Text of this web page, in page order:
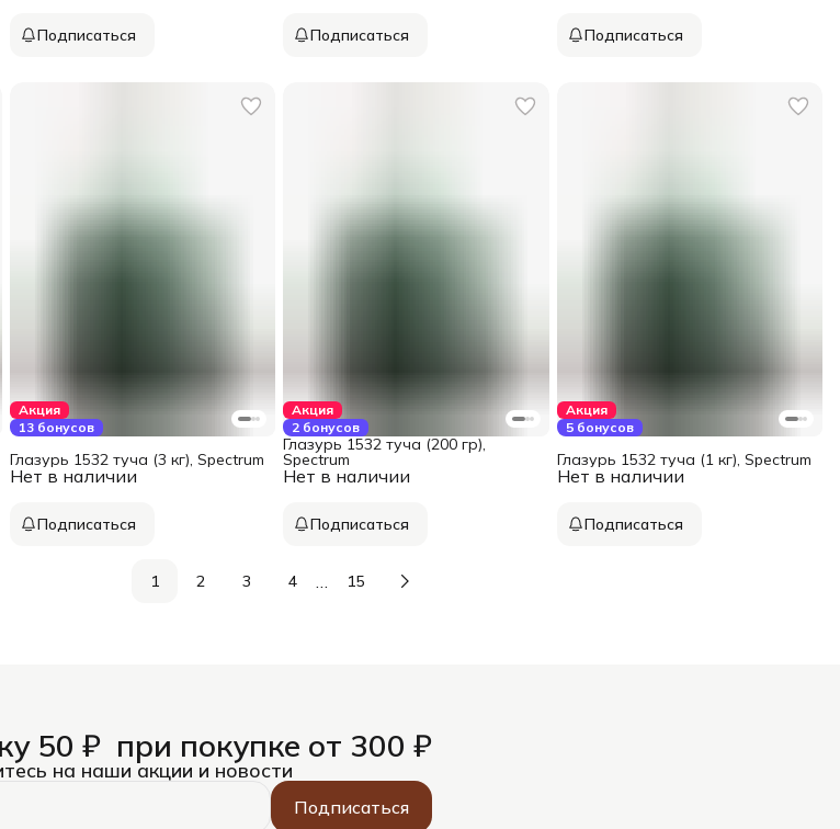
Подписаться Подписаться Подписаться
Акция
13 бонусов
Нет в наличии
Глазурь 1532 туча (3 кг), Spectrum
Подписаться
Акция
2 бонусов
Нет в наличии
Глазурь 1532 туча (200 гр),
Spectrum
Подписаться
Акция
5 бонусов
Нет в наличии
Глазурь 1532 туча (1 кг), Spectrum
Подписаться
1 2 3 4 … 15
50 ₽ при покупке от 300 ₽
на наши акции и новости
Подписаться